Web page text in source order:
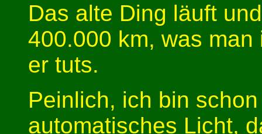
Das alte Ding läuft
400.000 km, was
er tuts.
Peinlich, ich bin
automatisches Licht,